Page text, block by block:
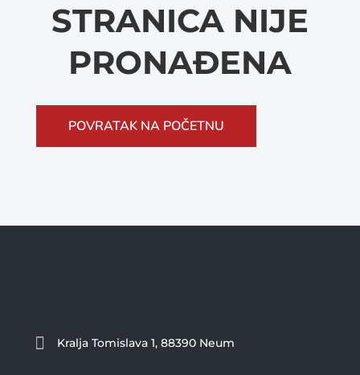
STRANICA NIJE
PRONAĐENA
POVRATAK NA POČETNU
 Kralja Tomislava 1, 88390 Neum